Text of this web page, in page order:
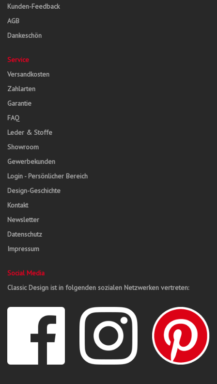
Kunden-Feedback
AGB
Dankeschön
Service
Versandkosten
Zahlarten
Garantie
FAQ
Leder & Stoffe
Showroom
Gewerbekunden
Login - Persönlicher Bereich
Design-Geschichte
Kontakt
Newsletter
Datenschutz
Impressum
Social Media
Classic Design ist in folgenden sozialen Netzwerken vertreten: